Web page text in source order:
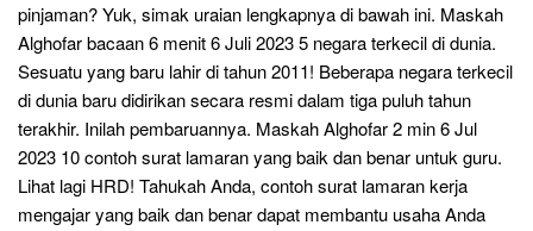
pinjaman? Yuk, simak uraian lengkapnya di bawah ini. Maskah
Alghofar bacaan 6 menit 6 Juli 2023 5 negara terkecil di dunia.
Sesuatu yang baru lahir di tahun 2011! Beberapa negara terkecil
di dunia baru didirikan secara resmi dalam tiga puluh tahun
terakhir. Inilah pembaruannya. Maskah Alghofar 2 min 6 Jul
2023 10 contoh surat lamaran yang baik dan benar untuk guru.
Lihat lagi HRD! Tahukah Anda, contoh surat lamaran kerja
mengajar yang baik dan benar dapat membantu usaha Anda